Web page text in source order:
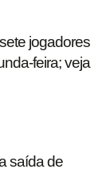
jogadores
feira; veja
saída de